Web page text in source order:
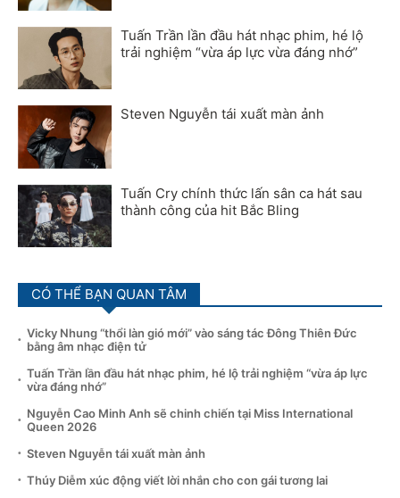
Tuấn Trần lần đầu hát nhạc phim, hé lộ
trải nghiệm “vừa áp lực vừa đáng nhớ”
Steven Nguyễn tái xuất màn ảnh
Tuấn Cry chính thức lấn sân ca hát sau
thành công của hit Bắc Bling
CÓ THỂ BẠN QUAN TÂM
Vicky Nhung “thổi làn gió mới” vào sáng tác Đông Thiên Đức
bằng âm nhạc điện tử
Tuấn Trần lần đầu hát nhạc phim, hé lộ trải nghiệm “vừa áp lực
vừa đáng nhớ”
Nguyễn Cao Minh Anh sẽ chinh chiến tại Miss International
Queen 2026
Steven Nguyễn tái xuất màn ảnh
Thúy Diễm xúc động viết lời nhắn cho con gái tương lai